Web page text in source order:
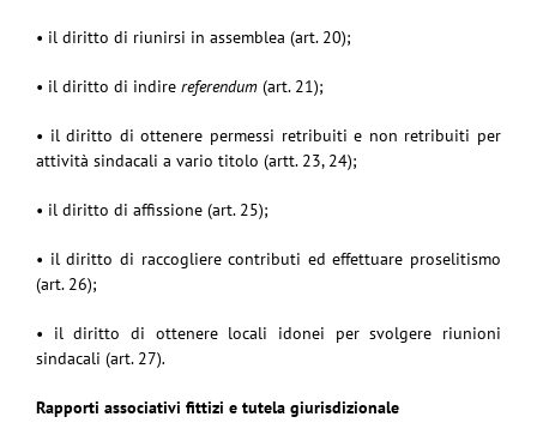
• il diritto di riunirsi in assemblea (art. 20);
• il diritto di indire referendum (art. 21);
• il diritto di ottenere permessi retribuiti e non retribuiti per
attività sindacali a vario titolo (artt. 23, 24);
• il diritto di affissione (art. 25);
• il diritto di raccogliere contributi ed effettuare proselitismo
(art. 26);
• il diritto di ottenere locali idonei per svolgere riunioni
sindacali (art. 27).
Rapporti associativi fittizi e tutela giurisdizionale